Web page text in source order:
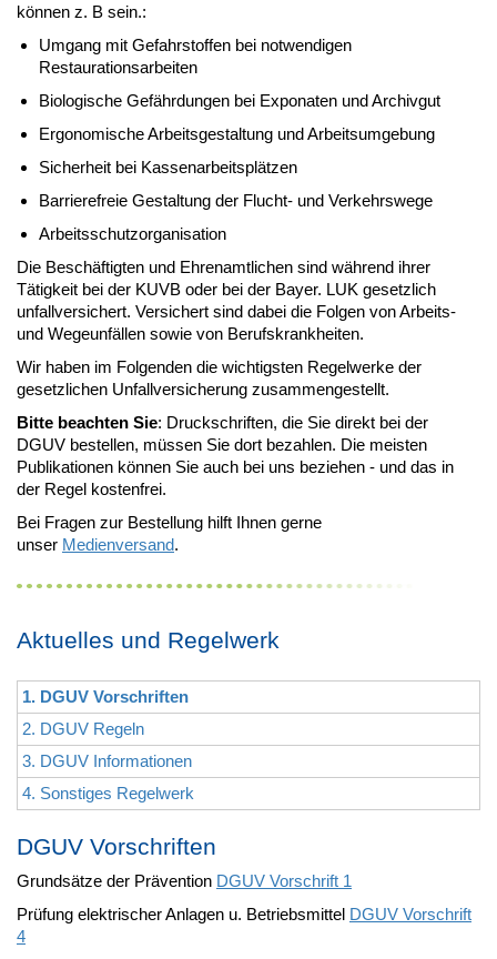
können z. B sein.:
Umgang mit Gefahrstoffen bei notwendigen
Restaurationsarbeiten
Biologische Gefährdungen bei Exponaten und Archivgut
Ergonomische Arbeitsgestaltung und Arbeitsumgebung
Sicherheit bei Kassenarbeitsplätzen
Barrierefreie Gestaltung der Flucht- und Verkehrswege
Arbeitsschutzorganisation
Die Beschäftigten und Ehrenamtlichen sind während ihrer
Tätigkeit bei der KUVB oder bei der Bayer. LUK gesetzlich
unfallversichert. Versichert sind dabei die Folgen von Arbeits-
und Wegeunfällen sowie von Berufskrankheiten.
Wir haben im Folgenden die wichtigsten Regelwerke der
gesetzlichen Unfallversicherung zusammengestellt.
Bitte beachten Sie: Druckschriften, die Sie direkt bei der
DGUV bestellen, müssen Sie dort bezahlen. Die meisten
Publikationen können Sie auch bei uns beziehen - und das in
der Regel kostenfrei.
Bei Fragen zur Bestellung hilft Ihnen gerne
unser Medienversand.
Aktuelles und Regelwerk
1. DGUV Vorschriften
2. DGUV Regeln
3. DGUV Informationen
4. Sonstiges Regelwerk
DGUV Vorschriften
Grundsätze der Prävention DGUV Vorschrift 1
Prüfung elektrischer Anlagen u. Betriebsmittel DGUV Vorschrift
4